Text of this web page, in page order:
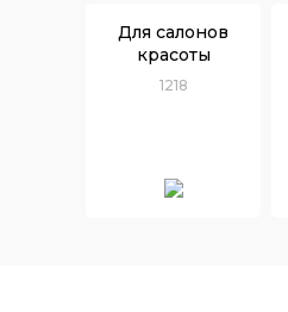
Для салонов
красоты
1218